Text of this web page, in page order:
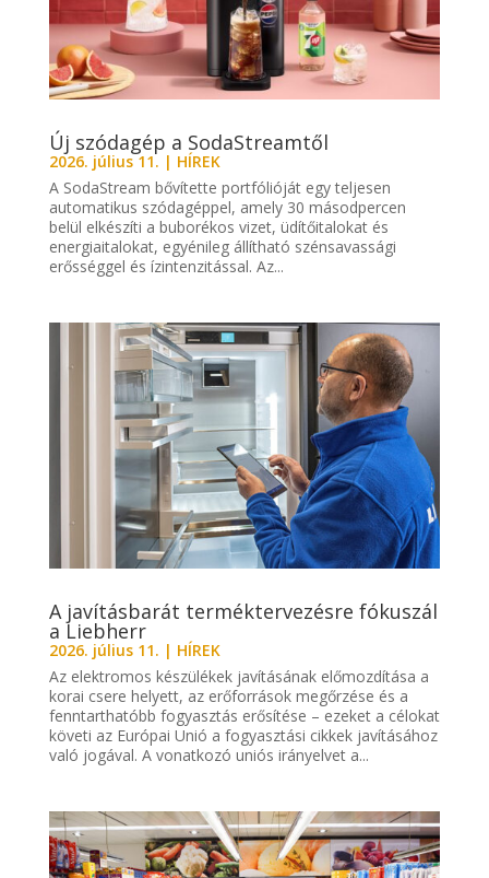
Új szódagép a SodaStreamtől
2026. július 11. | HÍREK
A SodaStream bővítette portfólióját egy teljesen
automatikus szódagéppel, amely 30 másodpercen
belül elkészíti a buborékos vizet, üdítőitalokat és
energiaitalokat, egyénileg állítható szénsavassági
erősséggel és ízintenzitással. Az...
A javításbarát terméktervezésre fókuszál
a Liebherr
2026. július 11. | HÍREK
Az elektromos készülékek javításának előmozdítása a
korai csere helyett, az erőforrások megőrzése és a
fenntarthatóbb fogyasztás erősítése – ezeket a célokat
követi az Európai Unió a fogyasztási cikkek javításához
való jogával. A vonatkozó uniós irányelvet a...